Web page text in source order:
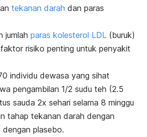
tekanan darah dan paras
jumlah paras kolesterol LDL (buruk)
risiko penting untuk penyakit
individu dewasa yang sihat
pengambilan 1/2 sudu teh (2.5
sauda 2x sehari selama 8 minggu
tahap tekanan darah dengan
plasebo.